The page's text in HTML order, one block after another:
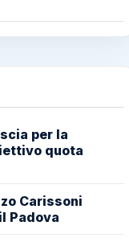
per la
quota
Carissoni
Padova